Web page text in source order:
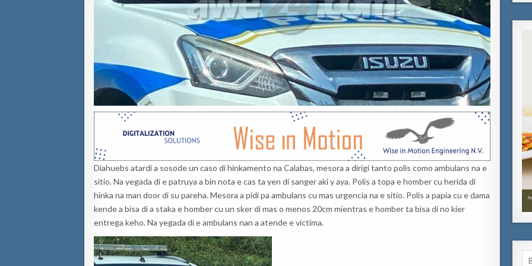
Diahuebs atardi a sosode un caso di hinkamento na Calabas, mesora a dirigi tanto polis como ambulans na e
sitio. Na yegada di e patruya a bin nota e cas ta yen di sanger aki y aya. Polis a topa e homber cu herida di
hinka na man door di su pareha. Mesora a pidi pa ambulans cu mas urgencia na e sitio. Polis a papia cu e dama
kende a bisa di a staka e homber cu un sker di mas o menos 20cm mientras e homber ta bisa di no kier
entrega keho. Na yegada di e ambulans nan a atende e victima.